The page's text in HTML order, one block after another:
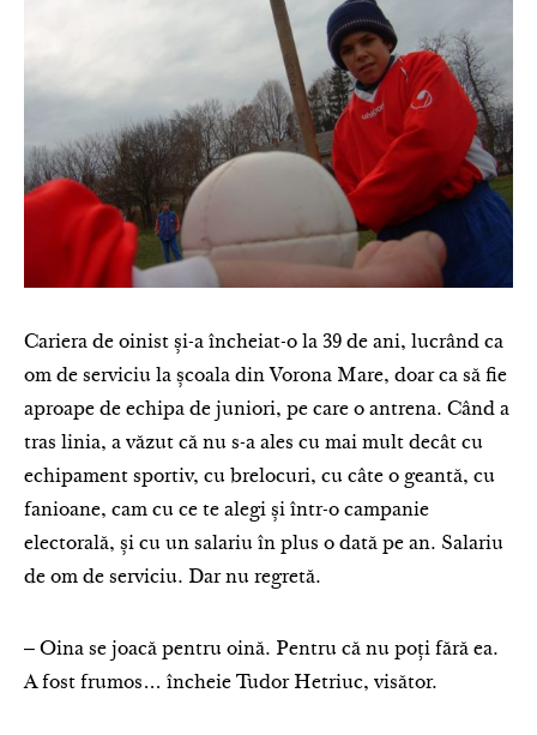
Cariera de oinist și-a încheiat-o la 39 de ani, lucrând ca
om de serviciu la școala din Vorona Mare, doar ca să fie
aproape de echipa de juniori, pe care o antrena. Când a
tras linia, a văzut că nu s-a ales cu mai mult decât cu
echipament sportiv, cu brelocuri, cu câte o geantă, cu
fanioane, cam cu ce te alegi și într-o campanie
electorală, și cu un salariu în plus o dată pe an. Salariu
de om de serviciu. Dar nu regretă.
‒ Oina se joacă pentru oină. Pentru că nu poți fără ea.
A fost frumos… încheie Tudor Hetriuc, visător.